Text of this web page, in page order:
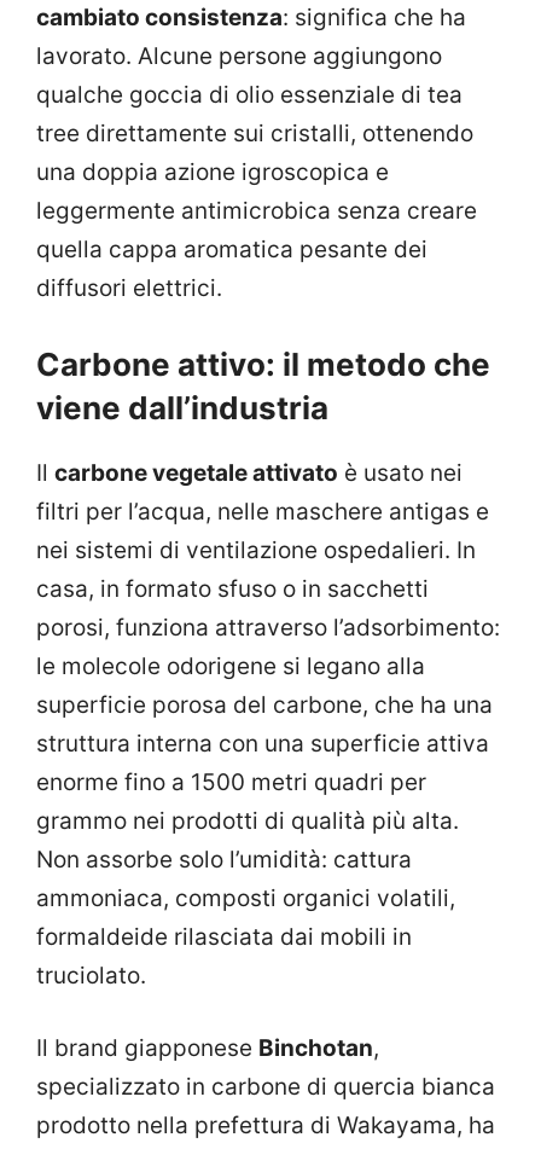
cambiato consistenza: significa che ha
lavorato. Alcune persone aggiungono
qualche goccia di olio essenziale di tea
tree direttamente sui cristalli, ottenendo
una doppia azione igroscopica e
leggermente antimicrobica senza creare
quella cappa aromatica pesante dei
diffusori elettrici.
Carbone attivo: il metodo che
viene dall’industria
Il carbone vegetale attivato è usato nei
filtri per l’acqua, nelle maschere antigas e
nei sistemi di ventilazione ospedalieri. In
casa, in formato sfuso o in sacchetti
porosi, funziona attraverso l’adsorbimento:
le molecole odorigene si legano alla
superficie porosa del carbone, che ha una
struttura interna con una superficie attiva
enorme fino a 1500 metri quadri per
grammo nei prodotti di qualità più alta.
Non assorbe solo l’umidità: cattura
ammoniaca, composti organici volatili,
formaldeide rilasciata dai mobili in
truciolato.
Il brand giapponese Binchotan,
specializzato in carbone di quercia bianca
prodotto nella prefettura di Wakayama, ha